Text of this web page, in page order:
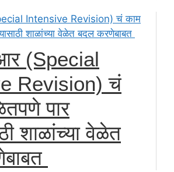
(Special
Revision) चं
पार
शाळांच्या वेळेत